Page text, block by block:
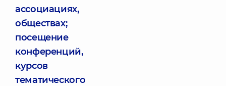
ассоциациях,
обществах;
посещение
конференций,
курсов
тематического